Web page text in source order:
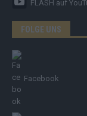
FLASH auf
FOLGE UNS
Facebook